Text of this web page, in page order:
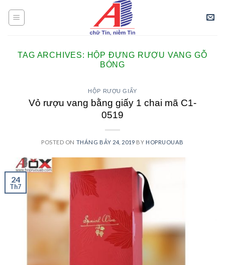
TAG ARCHIVES: HỘP ĐỰNG RƯỢU VANG GỖ
BÓNG
HỘP RƯỢU GIẤY
Vỏ rượu vang bằng giấy 1 chai mã C1-
0519
POSTED ON THÁNG BẢY 24, 2019 BY HOPRUOUAB
24
Th7